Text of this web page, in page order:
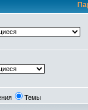
Темы